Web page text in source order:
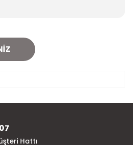
Hattı